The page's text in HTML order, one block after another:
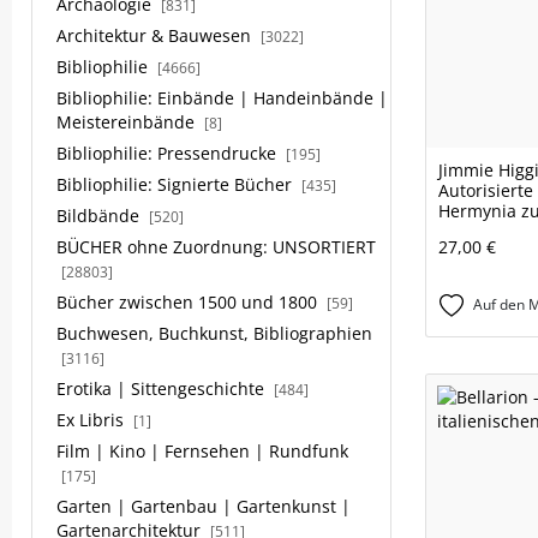
[831]
Architektur & Bauwesen [3022]
Bibliophilie [4666]
Bibliophilie: Einbände | Handeinbände |
Meistereinbände [8]
Bibliophilie: Pressendrucke [195]
Bibliophilie: Signierte Bücher [435]
Bildbände [520]
BÜCHER ohne Zuordnung: UNSORTIERT
[28803]
Bücher zwischen 1500 und 1800 [59]
Buchwesen, Buchkunst, Bibliographien
[3116]
Erotika | Sittengeschichte [484]
Ex Libris [1]
Film | Kino | Fernsehen | Rundfunk
[175]
Garten | Gartenbau | Gartenkunst |
Gartenarchitektur [511]
Jimmie
Autorisierte
Hermynia
27,00 €
Auf den